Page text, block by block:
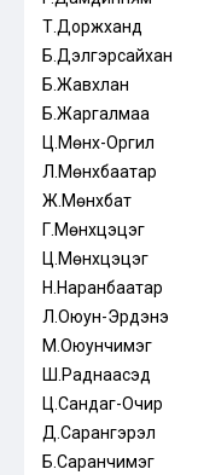
Т.Доржханд
Б.Дэлгэрсайхан
Б.Жавхлан
Б.Жаргалмаа
Ц.Мөнх-Оргил
Л.Мөнхбаатар
Ж.Мөнхбат
Г.Мөнхцэцэг
Ц.Мөнхцэцэг
Н.Наранбаатар
Л.Оюун-Эрдэнэ
М.Оюунчимэг
Ш.Раднаасэд
Ц.Сандаг-Очир
Д.Сарангэрэл
Б.Саранчимэг